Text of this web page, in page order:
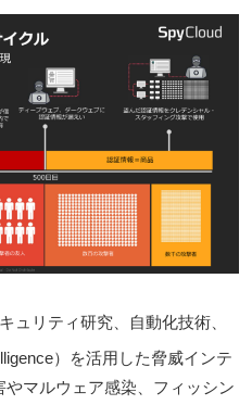
ュリティ研究、自動化技術、
）を活用した脅威インテ
マルウェア感染、フィッシン